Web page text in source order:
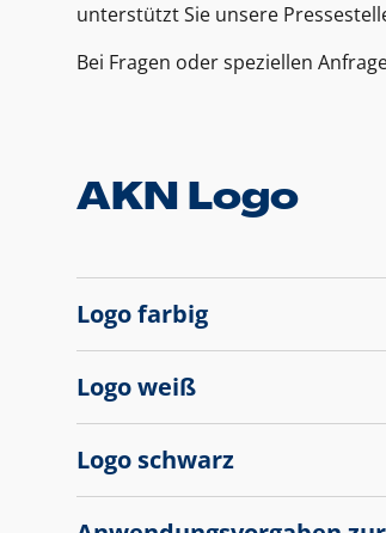
unterstützt Sie unsere
Bei Fragen oder speziellen
AKN Logo
Logo farbig
Logo weiß
Logo schwarz